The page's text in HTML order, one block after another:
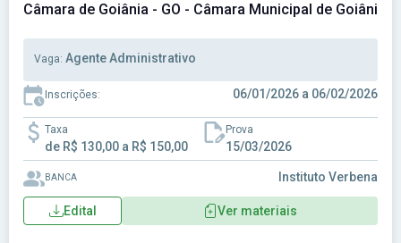
Câmara de Goiânia - GO - Câmara Municipal de Goiânia -
Vaga: Agente Administrativo
Inscrições: 06/01/2026 a 06/02/2026
Taxa
de R$ 130,00 a R$ 150,00
Prova
15/03/2026
BANCA Instituto Verbena
Edital Ver materiais